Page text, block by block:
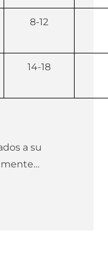
8-12
14-18
a su